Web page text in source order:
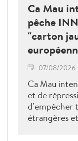
Ca Mau
pêche
"carton
07/08/2026
Ca Mau
et de
d’empêcher
étrangères